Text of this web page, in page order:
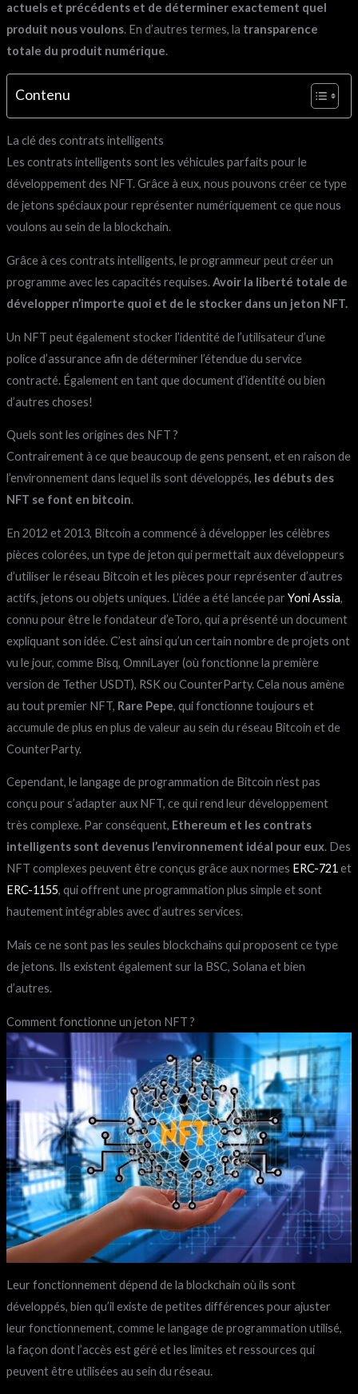
actuels et précédents et de déterminer exactement quel
produit nous voulons. En d’autres termes, la transparence
totale du produit numérique.
Contenu
La clé des contrats intelligents
Les contrats intelligents sont les véhicules parfaits pour le
développement des NFT. Grâce à eux, nous pouvons créer ce type
de jetons spéciaux pour représenter numériquement ce que nous
voulons au sein de la blockchain.
Grâce à ces contrats intelligents, le programmeur peut créer un
programme avec les capacités requises.Avoir la liberté totale de
développer n’importe quoi et de le stocker dans un jeton NFT.
Un NFT peut également stocker l’identité de l’utilisateur d’une
police d’assurance afin de déterminer l’étendue du service
contracté. Également en tant que document d’identité ou bien
d’autres choses!
Quels sont les origines des NFT ?
Contrairement à ce que beaucoup de gens pensent, et en raison de
l’environnement dans lequel ils sont développés, les débuts des
NFT se font en bitcoin.
En 2012 et 2013, Bitcoin a commencé à développer les célèbres
pièces colorées, un type de jeton qui permettait aux développeurs
d’utiliser le réseau Bitcoin et les pièces pour représenter d’autres
actifs, jetons ou objets uniques. L’idée a été lancée par Yoni Assia,
connu pour être le fondateur d’eToro, qui a présenté un document
expliquant son idée. C’est ainsi qu’un certain nombre de projets ont
vu le jour, comme Bisq, OmniLayer (où fonctionne la première
version de Tether USDT), RSK ou CounterParty. Cela nous amène
au tout premier NFT, Rare Pepe, qui fonctionne toujours et
accumule de plus en plus de valeur au sein du réseau Bitcoin et de
CounterParty.
Cependant, le langage de programmation de Bitcoin n’est pas
conçu pour s’adapter aux NFT, ce qui rend leur développement
très complexe. Par conséquent, Ethereum et les contrats
intelligents sont devenus l’environnement idéal pour eux. Des
NFT complexes peuvent être conçus grâce aux normes ERC-721 et
ERC-1155, qui offrent une programmation plus simple et sont
hautement intégrables avec d’autres services.
Mais ce ne sont pas les seules blockchains qui proposent ce type
de jetons. Ils existent également sur la BSC, Solana et bien
d’autres.
Comment fonctionne un jeton NFT ?
Leur fonctionnement dépend de la blockchain où ils sont
développés, bien qu’il existe de petites différences pour ajuster
leur fonctionnement, comme le langage de programmation utilisé,
la façon dont l’accès est géré et les limites et ressources qui
peuvent être utilisées au sein du réseau.